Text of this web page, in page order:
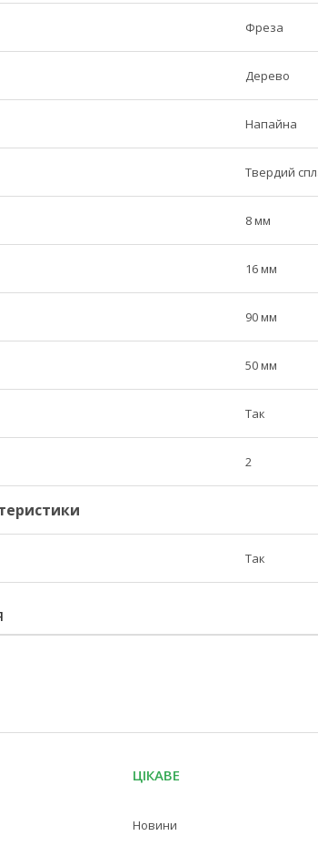
Фреза
Дерево
Напайна
Твердий
8 мм
16 мм
90 мм
50 мм
Так
2
Так
ЦІКАВЕ
Новини